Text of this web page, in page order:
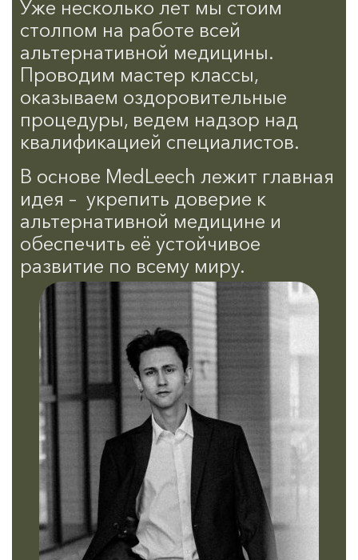
Уже несколько лет мы стоим
столпом на работе всей
альтернативной медицины.
Проводим мастер классы,
оказываем оздоровительные
процедуры, ведем надзор над
квалификацией специалистов.
В основе MedLeech лежит главная
идея – укрепить доверие к
альтернативной медицине и
обеспечить её устойчивое
развитие по всему миру.